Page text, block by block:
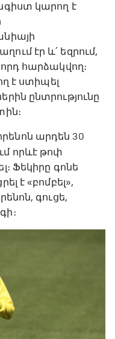
կարող է
էր և՛ եզրում,
հարձակվող։
է ստիպել
ընտրությունը
արդեն 30
որևէ թոփ
Ֆեկիրը գոնե
է «բոմբել»,
գուցե,